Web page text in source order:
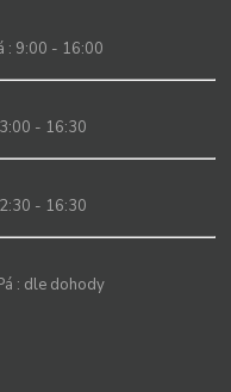
: 9:00 - 16:00
- 16:30
- 16:30
: dle dohody